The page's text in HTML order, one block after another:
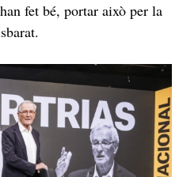
fet bé, portar això per la